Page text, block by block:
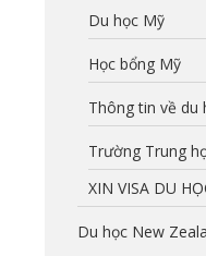
Du học Mỹ
Học bổng Mỹ
Thông tin về du
Trường Trung
XIN VISA DU
Du học New